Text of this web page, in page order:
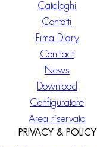
Cataloghi
Contatti
Fima Diary
Contract
News
Download
Configuratore
Area riservata
PRIVACY & POLICY